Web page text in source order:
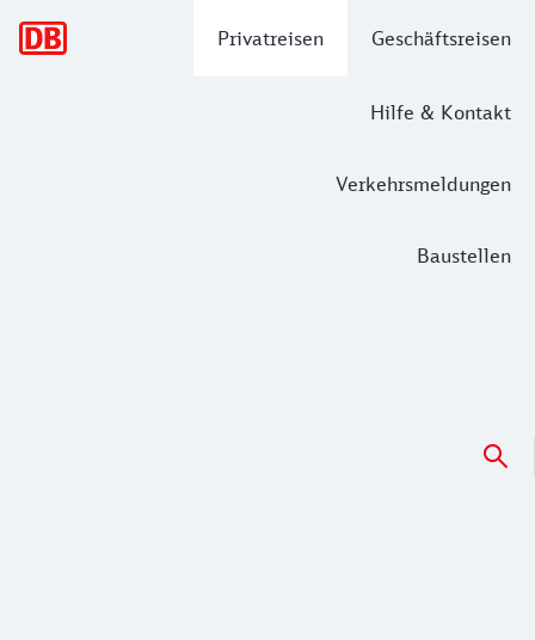
Privatreisen Geschäftsreisen
Hilfe & Kontakt
Verkehrsmeldungen
Baustellen